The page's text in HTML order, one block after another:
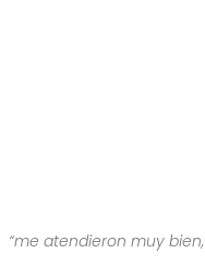
“me atendieron muy